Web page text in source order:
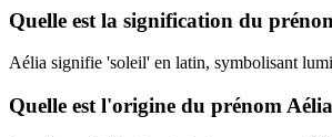
Quelle est la signification du
Aélia signifie 'soleil' en latin, symbolisant
Quelle est l'origine du prénom